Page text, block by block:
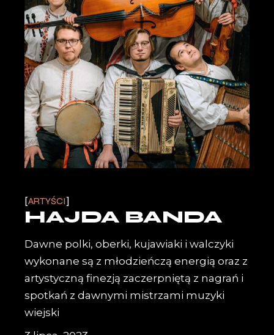
ARTYŚCI
HAJDA BANDA
Dawne polki, oberki, kujawiaki i walczyki
wykonane są z młodzieńczą energią oraz z
artystyczną finezją zaczerpniętą z nagrań i
spotkań z dawnymi mistrzami muzyki
wiejski